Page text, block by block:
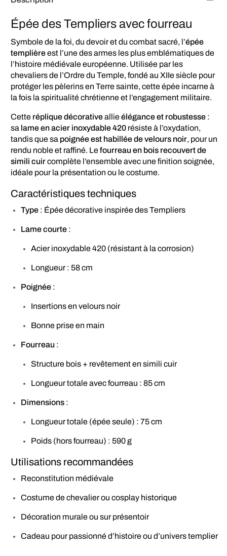
Épée des Templiers avec fourreau
Symbole de la foi, du devoir et du combat sacré, l’épée
templièreest l’une des armes les plus emblématiques de
l’histoire médiévale européenne. Utilisée par les
chevaliers de l’Ordre du Temple, fondé au XIIe siècle pour
protéger les pèlerins en Terre sainte, cette épée incarne à
la fois la spiritualité chrétienne et l’engagement militaire.
Cette réplique décorativeallieélégance et robustesse :
sa lame en acier inoxydable 420 résiste à l’oxydation,
tandis que sa poignée est habillée de velours noir, pour un
rendu noble et raffiné. Lefourreau en bois recouvert de
simili cuircomplète l’ensemble avec une finition soignée,
idéale pour la présentation ou le costume.
Caractéristiques techniques
Type : Épée décorative inspirée des Templiers
Lame courte :
Acier inoxydable 420 (résistant à la corrosion)
Longueur : 58 cm
Poignée :
Insertions en velours noir
Bonne prise en main
Fourreau :
Structure bois + revêtement en simili cuir
Longueur totale avec fourreau : 85 cm
Dimensions :
Longueur totale (épée seule) : 75 cm
Poids (hors fourreau) : 590 g
Utilisations recommandées
Reconstitution médiévale
Costume de chevalier ou cosplay historique
Décoration murale ou sur présentoir
Cadeau pour passionné d’histoire ou d’univers templier